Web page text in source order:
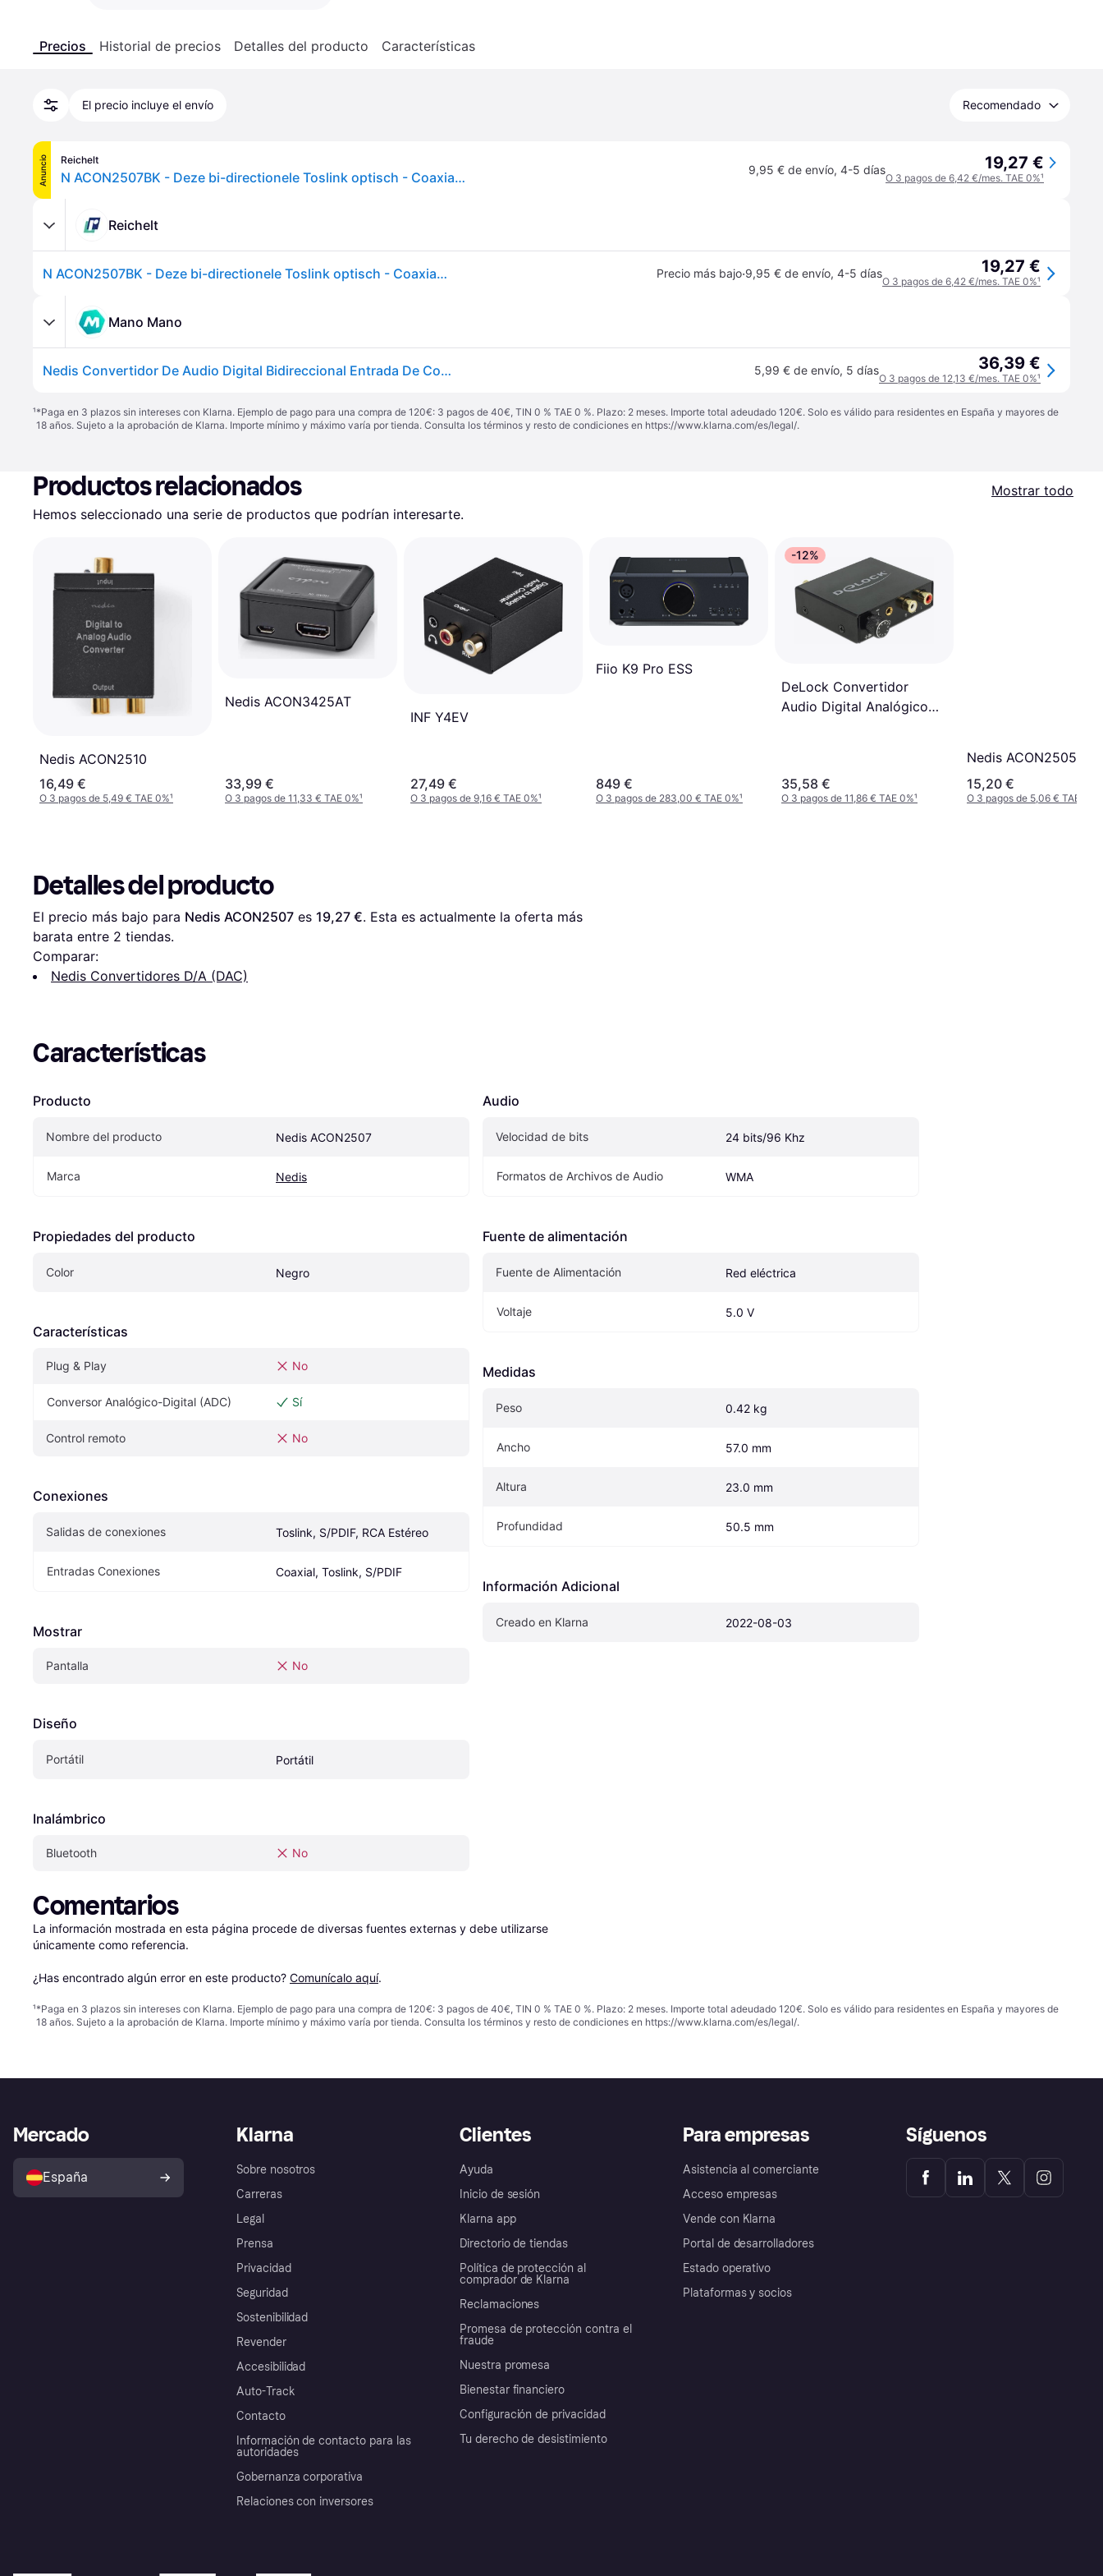
Precios Historial de precios Detalles del producto Características
El precio incluye el envío Recomendado
Anuncio Reichelt
N ACON2507BK - Deze bi-directionele Toslink optisch - Coaxiaal S/P DIF (DAC) om 9,95 € de envío, 4-5 días 19,27 €
O 3 pagos de 6,42 €/mes. TAE 0%¹
Reichelt
N ACON2507BK - Deze bi-directionele Toslink optisch - Coaxiaal S/P DIF (DAC) om Precio más bajo·9,95 € de envío, 4-5 días 19,27 €
O 3 pagos de 6,42 €/mes. TAE 0%¹
Mano Mano
Nedis Convertidor De Audio Digital Bidireccional Entrada De Conexion 1x Spdif Rca Hembra 1x Toslink Hembra Salida De Conexion 1x Spdif Rca Hembra 1x Toslink Hembra Arco Manual De Instr 5,99 € de envío, 5 días 36,39 €
O 3 pagos de 12,13 €/mes. TAE 0%¹
¹*Paga en 3 plazos sin intereses con Klarna. Ejemplo de pago para una compra de 120€: 3 pagos de 40€, TIN 0 % TAE 0 %. Plazo: 2 meses. Importe total adeudado 120€. Solo es válido para residentes en España y mayores de
18 años. Sujeto a la aprobación de Klarna. Importe mínimo y máximo varía por tienda. Consulta los términos y resto de condiciones en https://www.klarna.com/es/legal/.
Productos relacionados
Mostrar todo
Hemos seleccionado una serie de productos que podrían interesarte.
Nedis ACON2510
16,49 €
O 3 pagos de 5,49 € TAE 0%¹
Nedis ACON3425AT
33,99 €
O 3 pagos de 11,33 € TAE 0%¹
INF Y4EV
27,49 €
O 3 pagos de 9,16 € TAE 0%¹
Fiio K9 Pro ESS
849 €
O 3 pagos de 283,00 € TAE 0%¹
-12%
DeLock Convertidor
Audio Digital Analógico
35,58 €
O 3 pagos de 11,86 € TAE 0%¹
Nedis ACON2505
15,20 €
O 3 pagos de 5,06 € TAE 0%
Detalles del producto
El precio más bajo para Nedis ACON2507 es 19,27 €. Esta es actualmente la oferta más
barata entre 2 tiendas.
Comparar:
Nedis Convertidores D/A (DAC)
Características
Producto
Nombre del producto Nedis ACON2507
Marca Nedis
Propiedades del producto
Color Negro
Características
Plug & Play No
Conversor Analógico-Digital (ADC) Sí
Control remoto No
Conexiones
Salidas de conexiones Toslink, S/PDIF, RCA Estéreo
Entradas Conexiones Coaxial, Toslink, S/PDIF
Mostrar
Pantalla No
Diseño
Portátil Portátil
Inalámbrico
Bluetooth No
Audio
Velocidad de bits 24 bits/96 Khz
Formatos de Archivos de Audio WMA
Fuente de alimentación
Fuente de Alimentación Red eléctrica
Voltaje 5.0 V
Medidas
Peso 0.42 kg
Ancho 57.0 mm
Altura 23.0 mm
Profundidad 50.5 mm
Información Adicional
Creado en Klarna 2022-08-03
Comentarios
La información mostrada en esta página procede de diversas fuentes externas y debe utilizarse
únicamente como referencia.
¿Has encontrado algún error en este producto? Comunícalo aquí.
¹*Paga en 3 plazos sin intereses con Klarna. Ejemplo de pago para una compra de 120€: 3 pagos de 40€, TIN 0 % TAE 0 %. Plazo: 2 meses. Importe total adeudado 120€. Solo es válido para residentes en España y mayores de
18 años. Sujeto a la aprobación de Klarna. Importe mínimo y máximo varía por tienda. Consulta los términos y resto de condiciones en https://www.klarna.com/es/legal/.
Klarna
Sobre nosotros
Carreras
Legal
Prensa
Privacidad
Seguridad
Sostenibilidad
Revender
Accesibilidad
Auto-Track
Contacto
Información de contacto para las
autoridades
Gobernanza corporativa
Relaciones con inversores
Clientes
Ayuda
Inicio de sesión
Klarna app
Directorio de tiendas
Política de protección al
comprador de Klarna
Reclamaciones
Promesa de protección contra el
fraude
Nuestra promesa
Bienestar financiero
Configuración de privacidad
Tu derecho de desistimiento
Para empresas
Asistencia al comerciante
Acceso empresas
Vende con Klarna
Portal de desarrolladores
Estado operativo
Plataformas y socios
Mercado
España
Síguenos